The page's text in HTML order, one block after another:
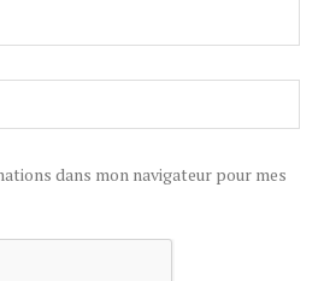
dans mon navigateur pour mes